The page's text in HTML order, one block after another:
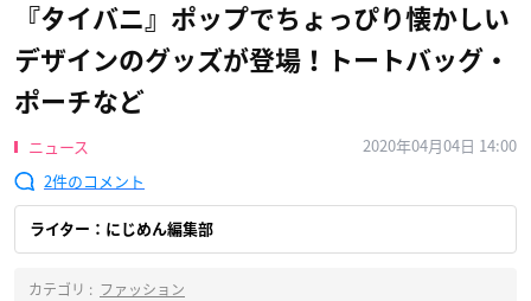
『タイバニ』ポップでちょっぴり懐かしい
デザインのグッズが登場！トートバッグ・
ポーチなど
ニュース
2020年04月04日 14:00
2
ライター：にじめん編集部
カテゴリ : ファッション